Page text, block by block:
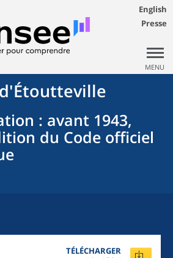
English
Presse
MENU
d'Étoutteville
: avant 1943,
du Code officiel
TÉLÉCHARGER